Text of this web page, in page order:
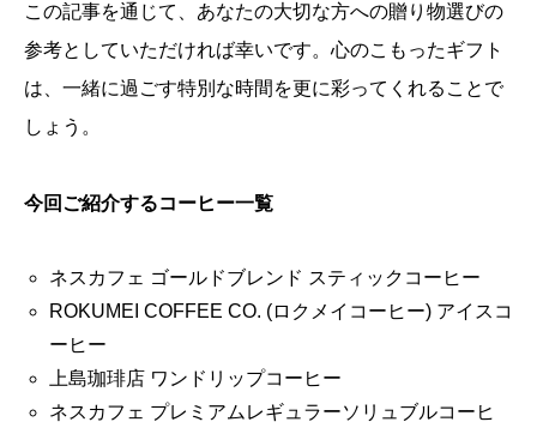
この記事を通じて、あなたの大切な方への贈り物選びの
参考としていただければ幸いです。心のこもったギフト
は、一緒に過ごす特別な時間を更に彩ってくれることで
しょう。
今回ご紹介するコーヒー一覧
ネスカフェ ゴールドブレンド スティックコーヒー
ROKUMEI COFFEE CO. (ロクメイコーヒー) アイスコ
ーヒー
上島珈琲店 ワンドリップコーヒー
ネスカフェ プレミアムレギュラーソリュブルコーヒ